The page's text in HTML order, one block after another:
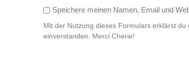
Speichere meinen Namen, Email und
Mit der Nutzung dieses Formulars erklärst
einverstanden. Merci Cherie!